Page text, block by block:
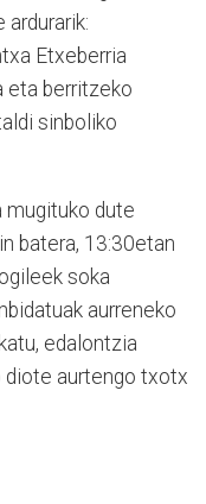
Etxeberria
eta berritzeko
sinboliko
mugituko dute
batera, 13:30etan
soka
aurreneko
edalontzia
diote aurtengo txotx